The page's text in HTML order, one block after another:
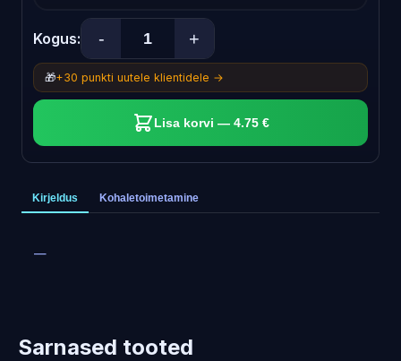
Kogus: - +
🎁+30 punkti uutele klientidele →
Lisa korvi — 4.75 €
Kirjeldus Kohaletoimetamine
—
Sarnased tooted